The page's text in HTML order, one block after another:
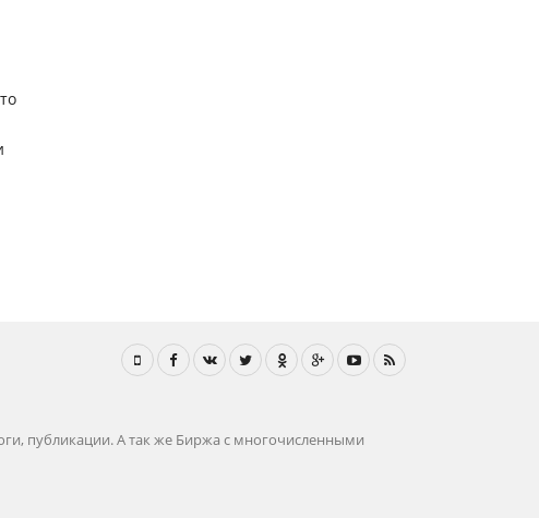
публикации. А так же Биржа с многочисленными